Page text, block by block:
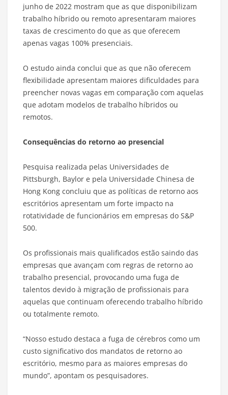
junho de 2022 mostram que as que disponibilizam
trabalho híbrido ou remoto apresentaram maiores
taxas de crescimento do que as que oferecem
apenas vagas 100% presenciais.
O estudo ainda conclui que as que não oferecem
flexibilidade apresentam maiores dificuldades para
preencher novas vagas em comparação com aquelas
que adotam modelos de trabalho híbridos ou
remotos.
Consequências do retorno ao presencial
Pesquisa realizada pelas Universidades de
Pittsburgh, Baylor e pela Universidade Chinesa de
Hong Kong concluiu que as políticas de retorno aos
escritórios apresentam um forte impacto na
rotatividade de funcionários em empresas do S&P
500.
Os profissionais mais qualificados estão saindo das
empresas que avançam com regras de retorno ao
trabalho presencial, provocando uma fuga de
talentos devido à migração de profissionais para
aquelas que continuam oferecendo trabalho híbrido
ou totalmente remoto.
“Nosso estudo destaca a fuga de cérebros como um
custo significativo dos mandatos de retorno ao
escritório, mesmo para as maiores empresas do
mundo”, apontam os pesquisadores.